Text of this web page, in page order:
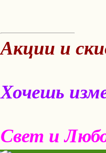
Акции и
Хочешь
Свет и